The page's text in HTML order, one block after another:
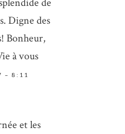
Digne des
Bonheur,
à vous
– 8:11
et les